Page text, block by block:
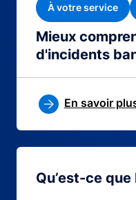
Mieux
d'incidents
À votre service
En savoir
Qu’est-ce